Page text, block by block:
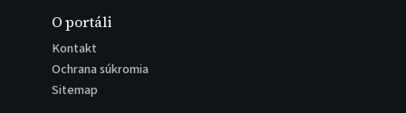
O portáli
Kontakt
Ochrana súkromia
Sitemap